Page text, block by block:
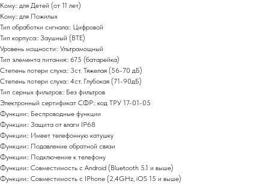
Кому:: для Детей (от 11 лет)
Кому:: для Пожилых
Тип обработки сигнала:: Цифровой
Тип корпуса:: Заушный (BTE)
Уровень мощности:: Ультрамощный
Тип элемента питания:: 675 (батарейка)
Степень потери слуха:: 3ст. Тяжелая (56-70 дБ)
Степень потери слуха:: 4ст. Глубокая (71-90дБ)
Тип серных фильтров:: Без фильтров
Электронный сертификат СФР:: код ТРУ 17-01-05
Функции:: Беспроводные функции
Функции:: Защита от влаги IP68
Функции:: Имеет телефонную катушку
Функции:: Подавление обратной связи
Функции:: Подключение к телефону
Функции:: Совместимость с Android (Bluetooth 5.1 и выше)
Функции:: Совместимость с IPhone (2,4GHz, iOS 15 и выше)